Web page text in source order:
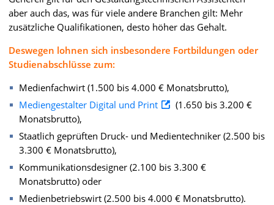
aber auch das, was für viele andere Branchen gilt: Mehr
zusätzliche Qualifikationen, desto höher das Gehalt.
Deswegen lohnen sich insbesondere Fortbildungen oder
Studienabschlüsse zum:
Medienfachwirt (1.500 bis 4.000 € Monatsbrutto),
Mediengestalter Digital und Print
(1.650 bis 3.200 €
Monatsbrutto),
Staatlich geprüften Druck- und Medientechniker (2.500 bis
3.300 € Monatsbrutto),
Kommunikationsdesigner (2.100 bis 3.300 €
Monatsbrutto) oder
Medienbetriebswirt (2.500 bis 4.000 € Monatsbrutto).